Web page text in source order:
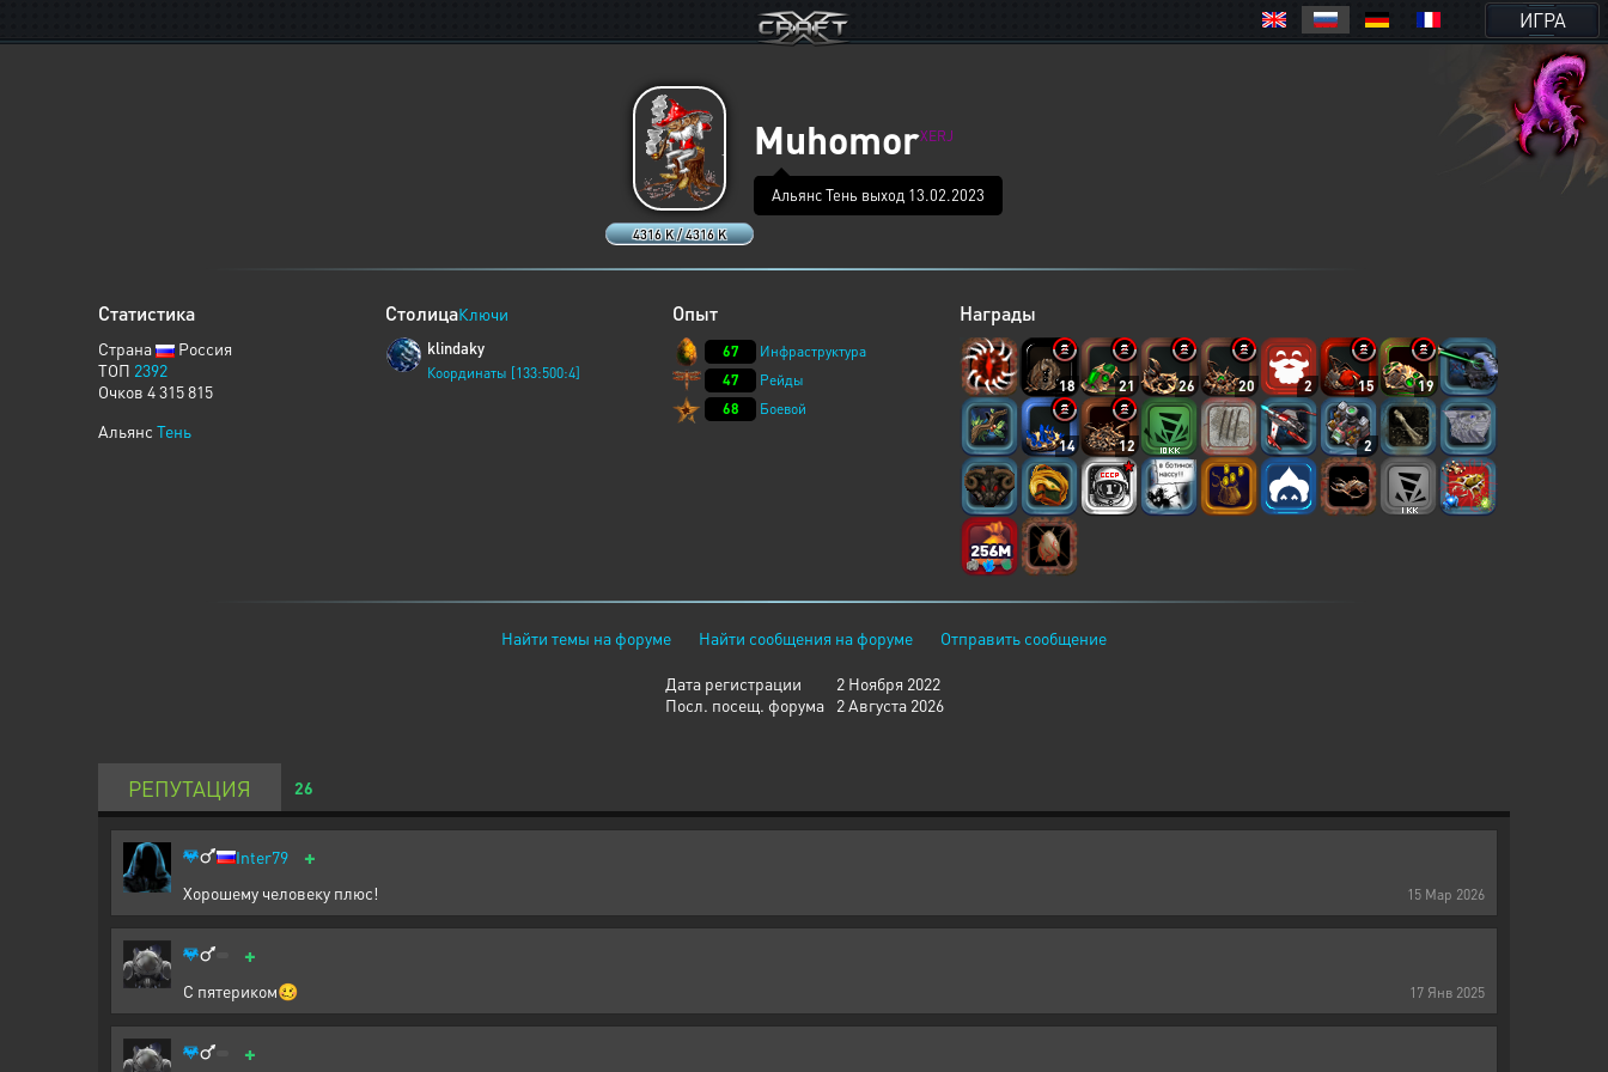
ИГРА
4316 K / 4316 K
MuhomorXERJ
Альянс Тень выход 13.02.2023
Статистика
Страна
Россия
ТОП 2392
Очков 4 315 815
Альянс Тень
СтолицаКлючи
klindaky
Координаты [133:500:4]
Опыт
67
Инфраструктура
47
Рейды
68
Боевой
Награды
18 21 26 20 2 15 19
14 12 2
Найти темы на форуме Найти сообщения на форуме Отправить сообщение
Дата регистрации
2 Ноября 2022
Посл. посещ. форума
2 Августа 2026
РЕПУТАЦИЯ 26
15 Мар 2026
Inter79 +
Хорошему человеку плюс!
17 Янв 2025
+
С пятериком🥴
+